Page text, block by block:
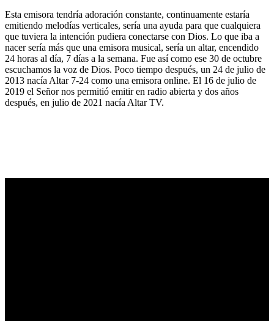
Esta emisora tendría adoración constante, continuamente estaría
emitiendo melodías verticales, sería una ayuda para que cualquiera
que tuviera la intención pudiera conectarse con Dios. Lo que iba a
nacer sería más que una emisora musical, sería un altar, encendido
24 horas al día, 7 días a la semana. Fue así como ese 30 de octubre
escuchamos la voz de Dios. Poco tiempo después, un 24 de julio de
2013 nacía Altar 7-24 como una emisora online. El 16 de julio de
2019 el Señor nos permitió emitir en radio abierta y dos años
después, en julio de 2021 nacía Altar TV.